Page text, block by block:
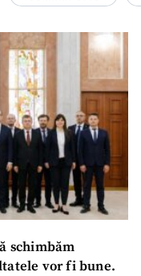
schimbăm
vor fi bune.